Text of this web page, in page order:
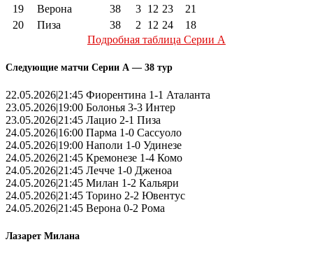
19
Верона 38 3 12 23
21
20
Пиза 38 2 12 24
18
Подробная таблица Серии А
Следующие матчи Серии А — 38 тур
22.05.2026|21:45 Фиорентина 1-1 Аталанта
23.05.2026|19:00 Болонья 3-3 Интер
23.05.2026|21:45 Лацио 2-1 Пиза
24.05.2026|16:00 Парма 1-0 Сассуоло
24.05.2026|19:00 Наполи 1-0 Удинезе
24.05.2026|21:45 Кремонезе 1-4 Комо
24.05.2026|21:45 Лечче 1-0 Дженоа
24.05.2026|21:45 Милан 1-2 Кальяри
24.05.2026|21:45 Торино 2-2 Ювентус
24.05.2026|21:45 Верона 0-2 Рома
Лазарет Милана